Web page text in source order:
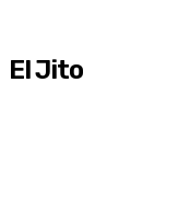
El Jito